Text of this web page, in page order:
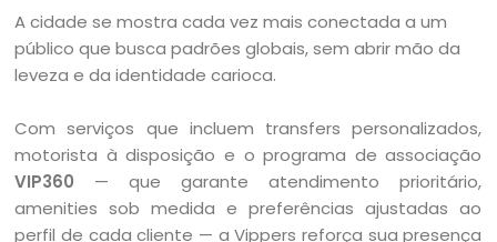
A cidade se mostra cada vez mais conectada a um
público que busca padrões globais, sem abrir mão da
leveza e da identidade carioca.
Com serviços que incluem transfers personalizados,
motorista à disposição e o programa de associação
VIP360 — que garante atendimento prioritário,
amenities sob medida e preferências ajustadas ao
perfil de cada cliente — a Vippers reforça sua presença